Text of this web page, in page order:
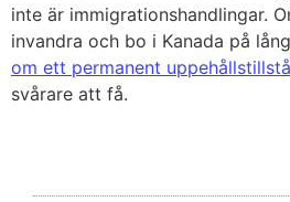
inte är immigrationshandlingar.
invandra och bo i Kanada på
om ett permanent
svårare att få.